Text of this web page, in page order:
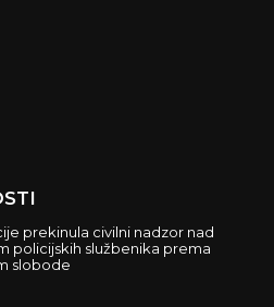
prekinula civilni nadzor nad
policijskih službenika prema
slobode